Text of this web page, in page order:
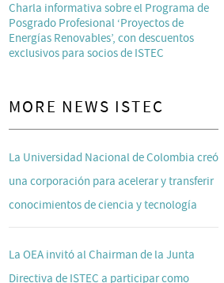
Charla informativa sobre el Programa de
Posgrado Profesional ‘Proyectos de
Energías Renovables’, con descuentos
exclusivos para socios de ISTEC
MORE NEWS ISTEC
La Universidad Nacional de Colombia creó
una corporación para acelerar y transferir
conocimientos de ciencia y tecnología
La OEA invitó al Chairman de la Junta
Directiva de ISTEC a participar como